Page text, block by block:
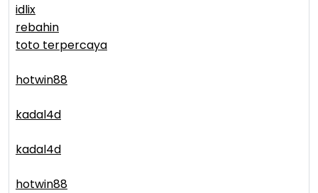
idlix
rebahin
toto terpercaya
hotwin88
kadal4d
kadal4d
hotwin88